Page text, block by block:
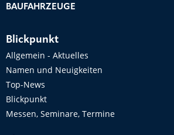
BAUFAHRZEUGE
Blickpunkt
Allgemein - Aktuelles
Namen und Neuigkeiten
Top-News
Blickpunkt
Messen, Seminare, Termine